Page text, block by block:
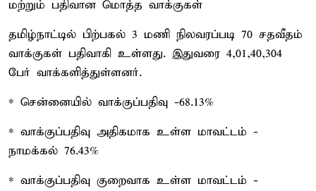
மற்றும் பதிவான மொத்த வாக்குகள்
தமிழ்நாட்டில் பிற்பகல் 3 மணி நிலவரப்படி 70 சதவீதம்
வாக்குகள் பதிவாகி உள்ளது. இதுவரை 4,01,40,304
பேர் வாக்களித்துள்ளனர்.
* சென்னையில் வாக்குப்பதிவு -68.13%
* வாக்குப்பதிவு அதிகமாக உள்ள மாவட்டம் -
நாமக்கல் 76.43%
* வாக்குப்பதிவு குறைவாக உள்ள மாவட்டம் -